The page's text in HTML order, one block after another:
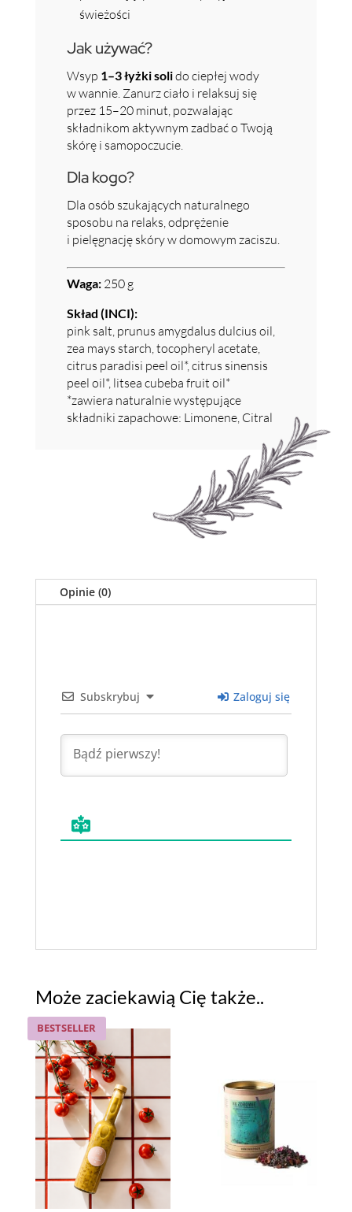
świeżości
Jak używać?
Wsyp 1–3 łyżki solido ciepłej wody
w wannie. Zanurz ciało i relaksuj się
przez 15–20 minut, pozwalając
składnikom aktywnym zadbać o Twoją
skórę i samopoczucie.
Dla kogo?
Dla osób szukających naturalnego
sposobu na relaks, odprężenie
i pielęgnację skóry w domowym zaciszu.
Waga:250 g
Skład (INCI):
pink salt, prunus amygdalus dulcius oil,
zea mays starch, tocopheryl acetate,
citrus paradisi peel oil*, citrus sinensis
peel oil*, litsea cubeba fruit oil*
*zawiera naturalnie występujące
składniki zapachowe: Limonene, Citral
Opinie (0)
Subskrybuj Zaloguj się
Może zaciekawią Cię także..
BESTSELLER